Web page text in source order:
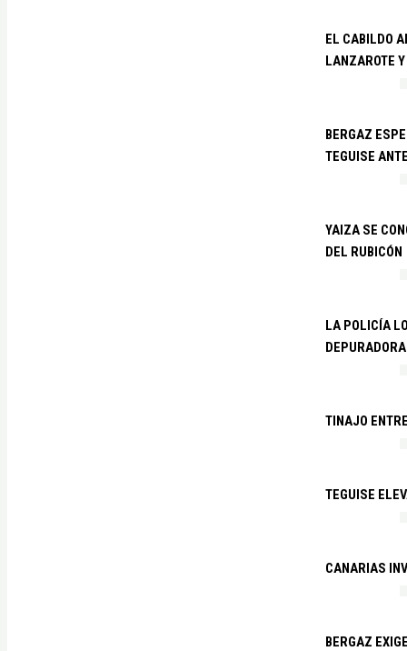
EL CABILDO
LANZAROTE
BERGAZ
TEGUISE
YAIZA SE
DEL RUBICÓN
LA POLICÍA
TINAJO
TEGUISE
CANARIAS
BERGAZ